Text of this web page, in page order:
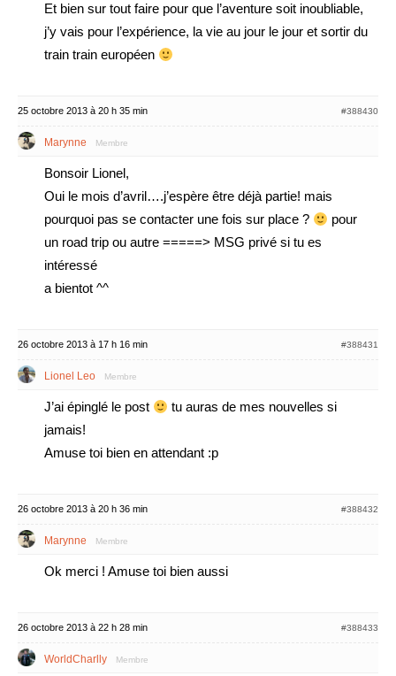
Et bien sur tout faire pour que l’aventure soit inoubliable,
j’y vais pour l’expérience, la vie au jour le jour et sortir du
train train européen
25 octobre 2013 à 20 h 35 min #388430
Marynne Membre
Bonsoir Lionel,
Oui le mois d’avril….j’espère être déjà partie! mais
pourquoi pas se contacter une fois sur place ?
pour
un road trip ou autre =====> MSG privé si tu es
intéressé
a bientot ^^
26 octobre 2013 à 17 h 16 min #388431
Lionel Leo Membre
J’ai épinglé le post
tu auras de mes nouvelles si
jamais!
Amuse toi bien en attendant :p
26 octobre 2013 à 20 h 36 min #388432
Marynne Membre
Ok merci ! Amuse toi bien aussi
26 octobre 2013 à 22 h 28 min #388433
WorldCharlly Membre